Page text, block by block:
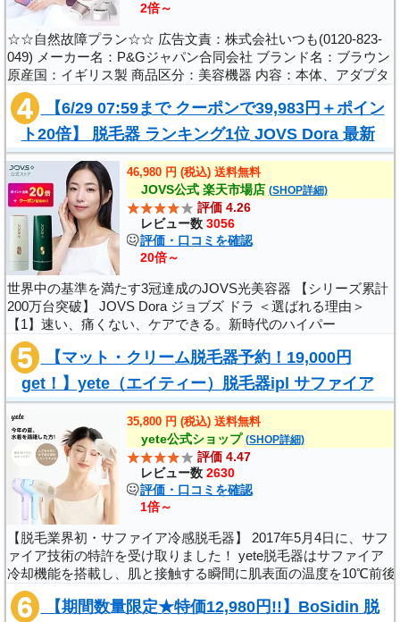
2倍～
☆☆自然故障プラン☆☆ 広告文責：株式会社いつも(0120-823-
049) メーカー名：P&Gジャパン合同会社 ブランド名：ブラウン
原産国：イギリス製 商品区分：美容機器 内容：本体、アダプタ
ー（本体に接続されています）、電源コード、コンパクトヘッド
（部分用)、ワイドヘッド、ポ..
【6/29 07:59まで クーポンで39,983円＋ポイン
ト20倍】 脱毛器 ランキング1位 JOVS Dora 最新
世界3冠 シリーズ200万台突破 HIPL うぶ..
46,980 円 (税込) 送料無料
JOVS公式 楽天市場店 (SHOP詳細)
評価 4.26
レビュー数3056
評価・口コミを確認
20倍～
世界中の基準を満たす3冠達成のJOVS光美容器 【シリーズ累計
200万台突破】 JOVS Dora ジョブズ ドラ ＜選ばれる理由＞
【1】速い、痛くない、ケアできる。新時代のハイパー
IPL（HIPL）技術採用 [照射間隔最速0.7秒] [照射可能数400,000
回] [毎日使えるから最短4週間で実感] ..
【マット・クリーム脱毛器予約！19,000円
get！】yete（エイティー）脱毛器ipl サファイア
冷却技術 ★snsで人気★男女兼用 VIO対応 無痛脱..
35,800 円 (税込) 送料無料
yete公式ショップ (SHOP詳細)
評価 4.47
レビュー数2630
評価・口コミを確認
1倍～
【脱毛業界初・サファイア冷感脱毛器】 2017年5月4日に、サフ
ァイア技術の特許を受け取りました！ yete脱毛器はサファイア
冷却機能を搭載し、肌と接触する瞬間に肌表面の温度を10℃前後
に冷やすことで高いエネルギーの照射光による灼熱感から脱却
し、無痛脱毛を実現します。 ..
【期間数量限定★特価12,980円!!】BoSidin 脱